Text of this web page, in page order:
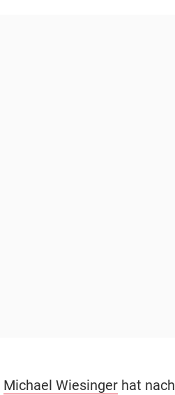
Michael Wiesingerhat